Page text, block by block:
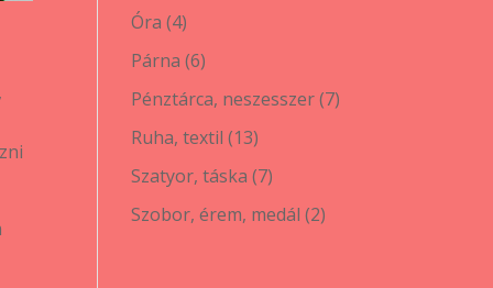
Óra 44
termék
Párna 66
Pénztárca, neszesszer 77
Ruha, textil 1313
termék
Szatyor, táska 77
termék
Szobor, érem, medál 22